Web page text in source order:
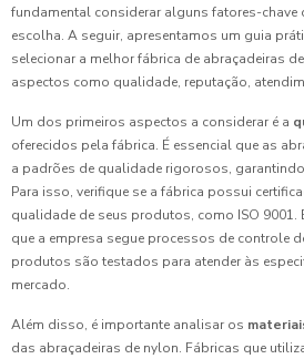
fundamental considerar alguns fatores-chave
escolha. A seguir, apresentamos um guia
selecionar a melhor fábrica de abraçadeiras
aspectos como qualidade, reputação,
Um dos primeiros aspectos a considerar é a
oferecidos pela fábrica. É essencial que as
a padrões de qualidade rigorosos,
Para isso, verifique se a fábrica possui
qualidade de seus produtos, como ISO 9001.
que a empresa segue processos de controle
produtos são testados para atender às
mercado.
Além disso, é importante analisar os
das abraçadeiras de nylon. Fábricas que